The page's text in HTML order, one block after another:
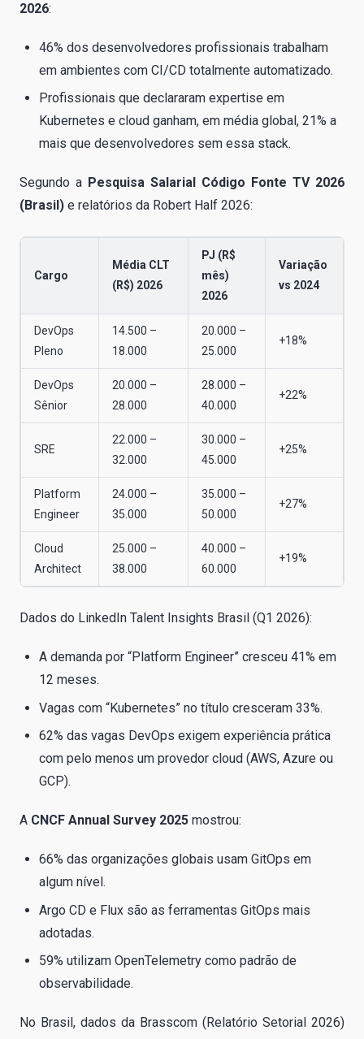
2026:
46% dos desenvolvedores profissionais trabalham
em ambientes com CI/CD totalmente automatizado.
Profissionais que declararam expertise em
Kubernetes e cloud ganham, em média global, 21% a
mais que desenvolvedores sem essa stack.
Segundo a Pesquisa Salarial Código Fonte TV 2026
(Brasil) e relatórios da Robert Half 2026:
Cargo
Média CLT
(R$) 2026
PJ (R$
mês)
2026
Variação
vs 2024
DevOps
Pleno
14.500 –
18.000
20.000 –
25.000
+18%
DevOps
Sênior
20.000 –
28.000
28.000 –
40.000
+22%
SRE
22.000 –
32.000
30.000 –
45.000
+25%
Platform
Engineer
24.000 –
35.000
35.000 –
50.000
+27%
Cloud
Architect
25.000 –
38.000
40.000 –
60.000
+19%
Dados do LinkedIn Talent Insights Brasil (Q1 2026):
A demanda por “Platform Engineer” cresceu 41% em
12 meses.
Vagas com “Kubernetes” no título cresceram 33%.
62% das vagas DevOps exigem experiência prática
com pelo menos um provedor cloud (AWS, Azure ou
GCP).
A CNCF Annual Survey 2025 mostrou:
66% das organizações globais usam GitOps em
algum nível.
Argo CD e Flux são as ferramentas GitOps mais
adotadas.
59% utilizam OpenTelemetry como padrão de
observabilidade.
No Brasil, dados da Brasscom (Relatório Setorial 2026)